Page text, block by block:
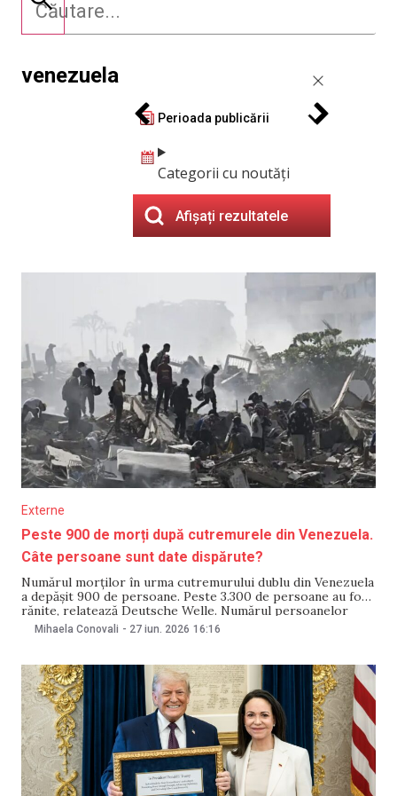
venezuela
Perioada publicării
Categorii cu noutăți
Afișați rezultatele
Externe
Peste 900 de morți după cutremurele din Venezuela.
Câte persoane sunt date dispărute?
Numărul morților în urma cutremurului dublu din Venezuela
a depășit 900 de persoane. Peste 3.300 de persoane au fost
rănite, relatează Deutsche Welle. Numărul persoanelor
decedate a ajuns la 920, iar peste 3.300 de persoane au fost
Mihaela Conovali - 27 iun. 2026 16:16